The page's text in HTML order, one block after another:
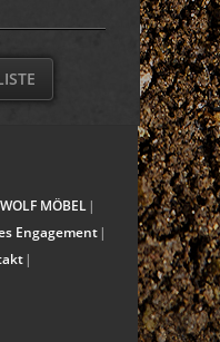
MÖBEL
Engagement